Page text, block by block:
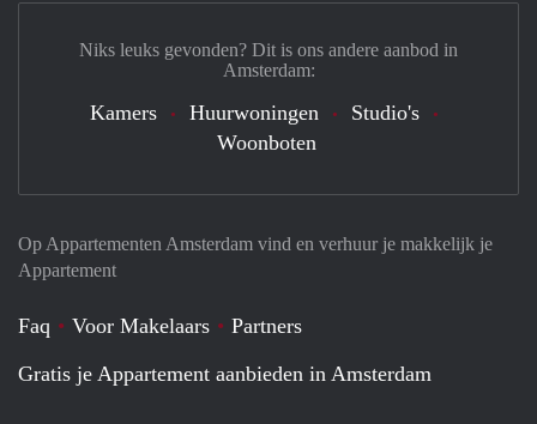
Op Appartementen Amsterdam vind en verhuur je makkelijk je
Appartement
Faq Voor Makelaars
Partners
Gratis je Appartement aanbieden in Amsterdam
Niks leuks gevonden? Dit is ons andere aanbod in
Amsterdam:
Kamers Huurwoningen
Studio's
Woonboten